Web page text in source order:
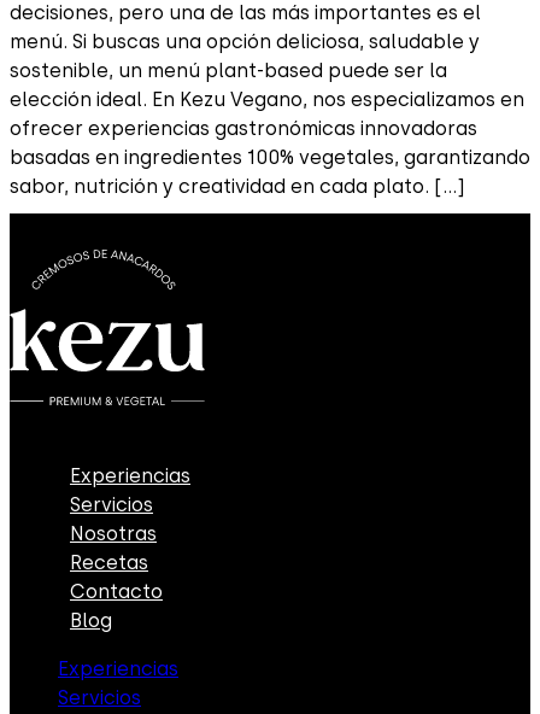
decisiones, pero una de las más importantes es el
menú. Si buscas una opción deliciosa, saludable y
sostenible, un menú plant-based puede ser la
elección ideal. En Kezu Vegano, nos especializamos en
ofrecer experiencias gastronómicas innovadoras
basadas en ingredientes 100% vegetales, garantizando
sabor, nutrición y creatividad en cada plato. […]
Experiencias
Servicios
Nosotras
Recetas
Contacto
Blog
Experiencias
Servicios